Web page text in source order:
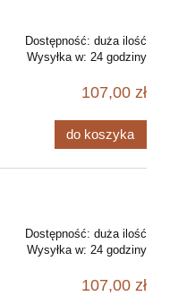
Dostępność: duża ilość
Wysyłka w: 24 godziny
107,00 zł
do koszyka
Dostępność: duża ilość
Wysyłka w: 24 godziny
107,00 zł